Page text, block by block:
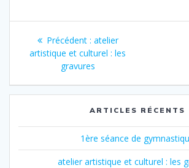
b
o
o
d
o
n
l g
er
Navigation
de
l’article
Précédent : Article
précédent
:
atelier
artistique et culturel : les
gravures
ARTICLES RÉCENTS
1ère séance de
atelier artistique et culturel : les